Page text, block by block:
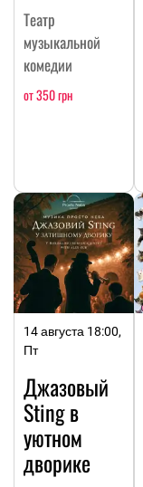
Театр
музыкальной
комедии
от 350 грн
14 августа 18:00,
Пт
Джазовый
Sting в
уютном
дворике